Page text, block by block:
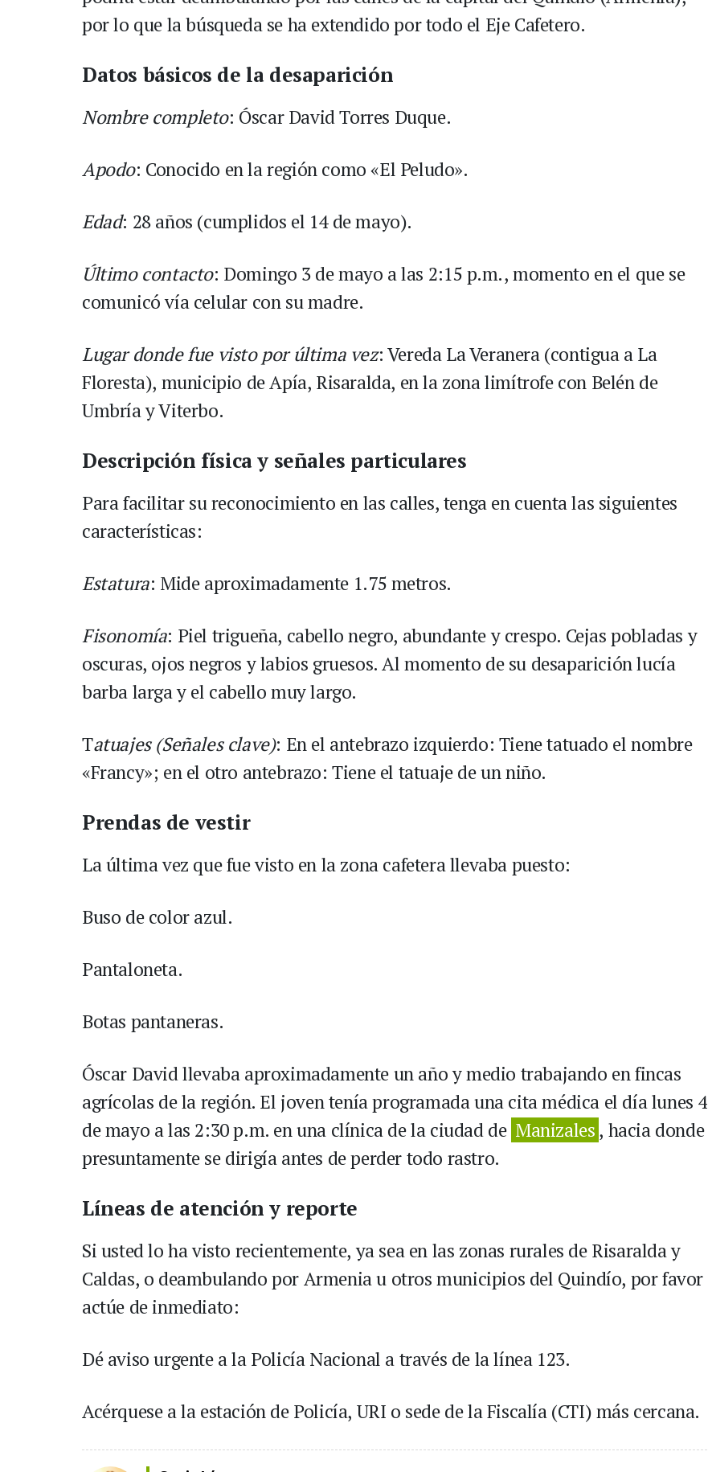
por lo que la búsqueda se ha extendido por todo el Eje Cafetero.
Datos básicos de la desaparición
Nombre completo: Óscar David Torres Duque.
Apodo: Conocido en la región como «El Peludo».
Edad: 28 años (cumplidos el 14 de mayo).
Último contacto: Domingo 3 de mayo a las 2:15 p.m., momento en el que se
comunicó vía celular con su madre.
Lugar donde fue visto por última vez: Vereda La Veranera (contigua a La
Floresta), municipio de Apía, Risaralda, en la zona limítrofe con Belén de
Umbría y Viterbo.
Descripción física y señales particulares
Para facilitar su reconocimiento en las calles, tenga en cuenta las siguientes
características:
Estatura: Mide aproximadamente 1.75 metros.
Fisonomía: Piel trigueña, cabello negro, abundante y crespo. Cejas pobladas y
oscuras, ojos negros y labios gruesos. Al momento de su desaparición lucía
barba larga y el cabello muy largo.
Tatuajes (Señales clave): En el antebrazo izquierdo: Tiene tatuado el nombre
«Francy»; en el otro antebrazo: Tiene el tatuaje de un niño.
Prendas de vestir
La última vez que fue visto en la zona cafetera llevaba puesto:
Buso de color azul.
Pantaloneta.
Botas pantaneras.
Óscar David llevaba aproximadamente un año y medio trabajando en fincas
agrícolas de la región. El joven tenía programada una cita médica el día lunes 4
de mayo a las 2:30 p.m. en una clínica de la ciudad de Manizales, hacia donde
presuntamente se dirigía antes de perder todo rastro.
Líneas de atención y reporte
Si usted lo ha visto recientemente, ya sea en las zonas rurales de Risaralda y
Caldas, o deambulando por Armenia u otros municipios del Quindío, por favor
actúe de inmediato:
Dé aviso urgente a la Policía Nacional a través de la línea 123.
Acérquese a la estación de Policía, URI o sede de la Fiscalía (CTI) más cercana.